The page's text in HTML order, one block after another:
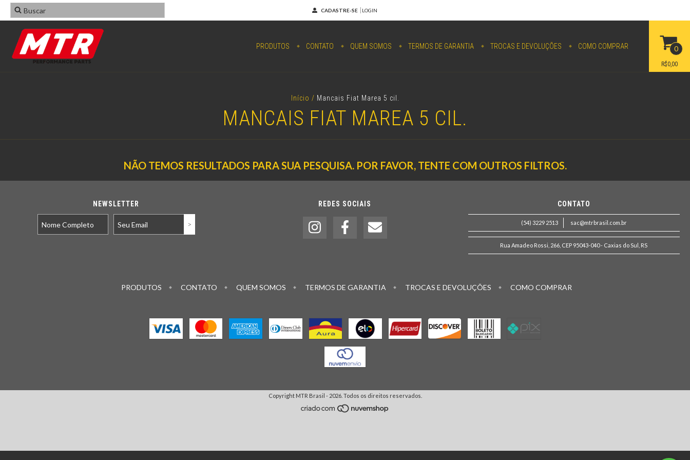
CADASTRE-SE LOGIN
PRODUTOS CONTATO QUEM SOMOS TERMOS DE GARANTIA TROCAS E DEVOLUÇÕES COMO COMPRAR 0
R$0,00
Início / Mancais Fiat Marea 5 cil.
MANCAIS FIAT MAREA 5 CIL.
NÃO TEMOS RESULTADOS PARA SUA PESQUISA. POR FAVOR, TENTE COM OUTROS FILTROS.
NEWSLETTER REDES SOCIAIS CONTATO
(54) 3229 2513 sac@mtrbrasil.com.br
Rua Amadeo Rossi, 266, CEP 95043-040 - Caxias do Sul, RS
PRODUTOS CONTATO QUEM SOMOS TERMOS DE GARANTIA TROCAS E DEVOLUÇÕES COMO COMPRAR
Copyright MTR Brasil - 2026. Todos os direitos reservados.